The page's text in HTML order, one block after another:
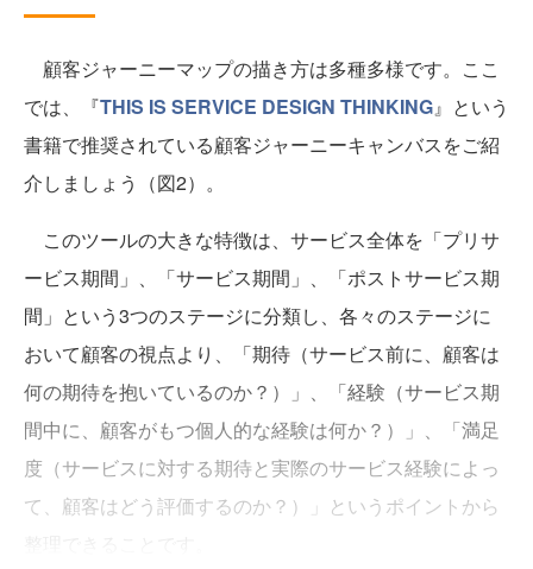
顧客ジャーニーマップの描き方は多種多様です。ここ
では、『THIS IS SERVICE DESIGN THINKING』という
書籍で推奨されている顧客ジャーニーキャンバスをご紹
介しましょう（図2）。
このツールの大きな特徴は、サービス全体を「プリサ
ービス期間」、「サービス期間」、「ポストサービス期
間」という3つのステージに分類し、各々のステージに
おいて顧客の視点より、「期待（サービス前に、顧客は
何の期待を抱いているのか？）」、「経験（サービス期
間中に、顧客がもつ個人的な経験は何か？）」、「満足
度（サービスに対する期待と実際のサービス経験によっ
て、顧客はどう評価するのか？）」というポイントから